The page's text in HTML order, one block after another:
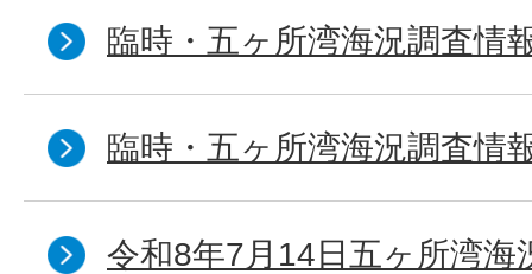
臨時・五ヶ所湾海況調査情
臨時・五ヶ所湾海況調査情
令和8年7月14日五ヶ所湾海